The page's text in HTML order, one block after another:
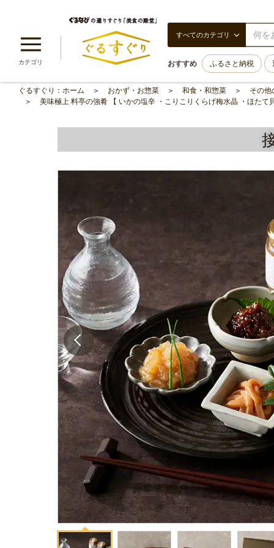
カテゴリ
すべてのカテゴリ
おすすめ ふるさと納税
ぐるすぐり：ホーム おかず・お惣菜 和食・和惣菜
その他
美味極上 料亭の強肴 【 いかの塩辛 ・こりこりくらげ梅水晶 ・ほた